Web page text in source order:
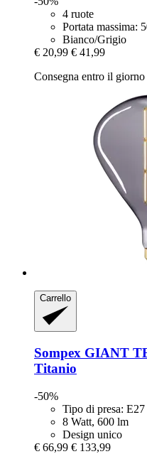
4 ruote
Portata massima:
Bianco/Grigio
€ 20,99 € 41,99
Consegna entro il giorno
Carrello
Sompex GIANT
Titanio
-50%
Tipo di presa: E27
8 Watt, 600 lm
Design unico
€ 66,99 € 133,99